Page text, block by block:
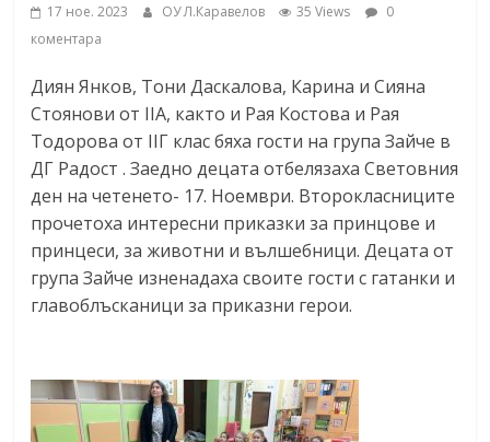
17 ное. 2023 ОУ Л.Каравелов 35 Views
0
коментара
Диян Янков, Тони Даскалова, Карина и Сияна
Стоянови от IIA, както и Рая Костова и Рая
Тодорова от IIГ клас бяха гости на група Зайче в
ДГ Радост . Заедно децата отбелязаха Световния
ден на четенето- 17. Ноември. Второкласниците
прочетоха интересни приказки за принцове и
принцеси, за животни и вълшебници. Децата от
група Зайче изненадаха своите гости с гатанки и
главоблъсканици за приказни герои.